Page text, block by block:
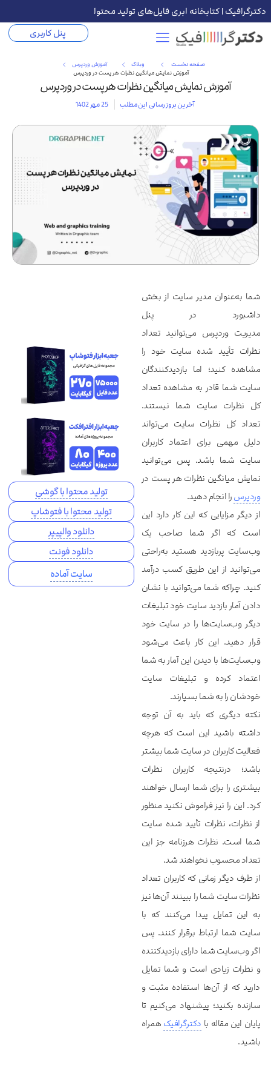
دکترگرافیک | کتابخانه ابری فایل‌های تولید محتوا
پنل کاربری
صفحه نخست وبلاگ
آموزش وردپرس
آموزش نمایش میانگین نظرات هر پست در وردپرس
آموزش نمایش میانگین نظرات هر پست در وردپرس
آخرین بروز رسانی این مطلب 25 مهر 1402
شما به‌عنوان مدیر سایت از بخش
داشبورد در پنل
مدیریت وردپرس می‌توانید تعداد
نظرات تأیید شده سایت خود را
مشاهده کنید؛ اما بازدیدکنندگان
سایت شما قادر به مشاهده تعداد
کل نظرات سایت شما نیستند.
تعداد کل نظرات سایت می‌تواند
دلیل مهمی برای اعتماد کاربران
سایت شما باشد. پس می‌توانید
نمایش میانگین نظرات هر پست در
وردپرسرا انجام دهید.
از دیگر مزایایی که این کار دارد این
است که اگر شما صاحب یک
وب‌سایت پربازدید هستید به‌راحتی
می‌توانید از این طریق کسب درآمد
کنید. چراکه شما می‌توانید با نشان
دادن آمار بازدید سایت خود تبلیغات
دیگر وب‌سایت‌ها را در سایت خود
قرار دهید. این کار باعث می‌شود
وب‌سایت‌ها با دیدن این آمار به شما
اعتماد کرده و تبلیغات سایت
خودشان را به شما بسپارند.
نکته دیگری که باید به آن توجه
داشته باشید این است که هرچه
فعالیت کاربران در سایت شما بیشتر
باشد؛ درنتیجه کاربران نظرات
بیشتری را برای شما ارسال خواهند
کرد. این را نیز فراموش نکنید منظور
از نظرات، نظرات تأیید شده سایت
شما است. نظرات هرزنامه جز این
تعداد محسوب نخواهند شد.
از طرف دیگر زمانی که کاربران تعداد
نظرات سایت شما را ببینند آن‌ها نیز
به این تمایل پیدا می‌کنند که با
سایت شما ارتباط برقرار کنند. پس
اگر وب‌سایت شما دارای بازدیدکننده
و نظرات زیادی است و شما تمایل
دارید که از آن‌ها استفاده مثبت و
سازنده بکنید؛ پیشنهاد می‌کنیم تا
پایان این مقاله با دکترگرافیک همراه
باشید.
تولید محتوا با گوشی
تولید محتوا با فتوشاپ
دانلود والپیپر
دانلود فونت
سایت آماده